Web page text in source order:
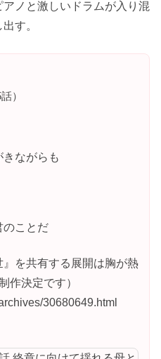
ノと激しいドラムが入り混
す。
）
ながらも
のことだ
』を共有する展開は胸が熱
作決定です）
30680649.html